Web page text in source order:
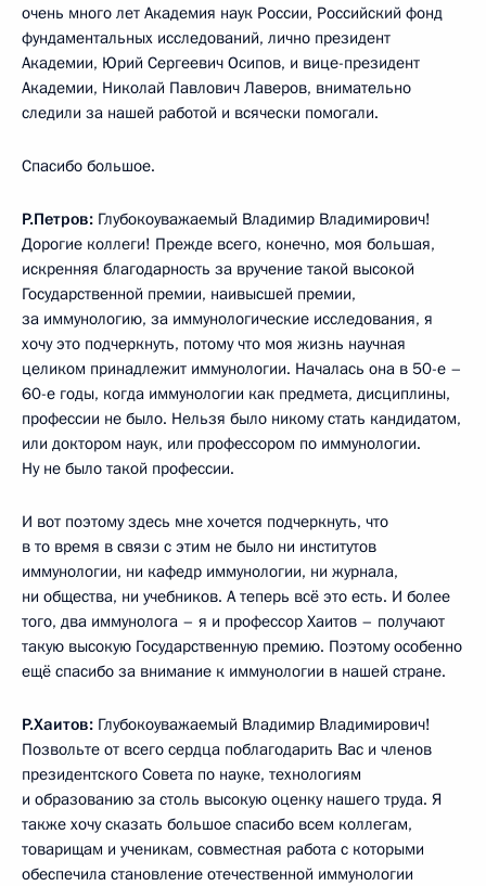
очень много лет Академия наук России, Российский фонд
фундаментальных исследований, лично президент
Академии, Юрий Сергеевич Осипов, и вице-президент
Академии, Николай Павлович Лаверов, внимательно
следили за нашей работой и всячески помогали.
Спасибо большое.
Р.Петров: Глубокоуважаемый Владимир Владимирович!
Дорогие коллеги! Прежде всего, конечно, моя большая,
искренняя благодарность за вручение такой высокой
Государственной премии, наивысшей премии,
за иммунологию, за иммунологические исследования, я
хочу это подчеркнуть, потому что моя жизнь научная
целиком принадлежит иммунологии. Началась она в 50-е –
60-е годы, когда иммунологии как предмета, дисциплины,
профессии не было. Нельзя было никому стать кандидатом,
или доктором наук, или профессором по иммунологии.
Ну не было такой профессии.
И вот поэтому здесь мне хочется подчеркнуть, что
в то время в связи с этим не было ни институтов
иммунологии, ни кафедр иммунологии, ни журнала,
ни общества, ни учебников. А теперь всё это есть. И более
того, два иммунолога – я и профессор Хаитов – получают
такую высокую Государственную премию. Поэтому особенно
ещё спасибо за внимание к иммунологии в нашей стране.
Р.Хаитов: Глубокоуважаемый Владимир Владимирович!
Позвольте от всего сердца поблагодарить Вас и членов
президентского Совета по науке, технологиям
и образованию за столь высокую оценку нашего труда. Я
также хочу сказать большое спасибо всем коллегам,
товарищам и ученикам, совместная работа с которыми
обеспечила становление отечественной иммунологии